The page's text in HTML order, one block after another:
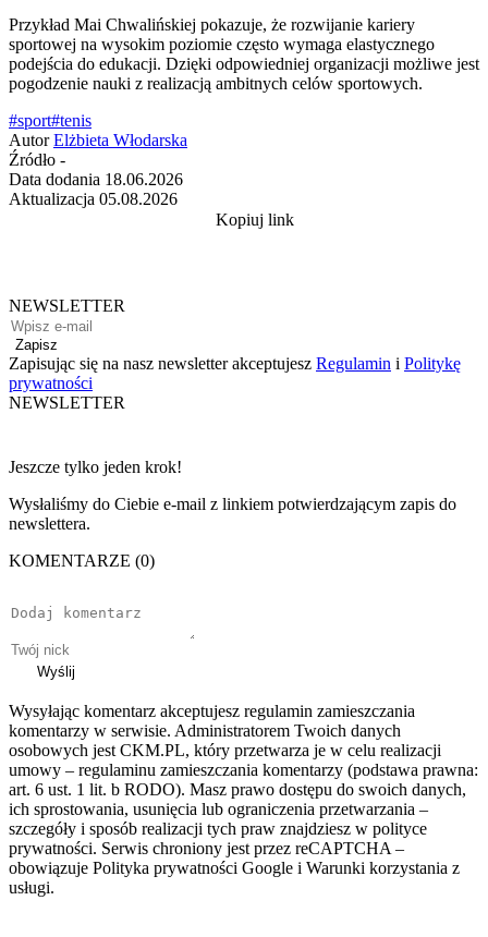
Przykład Mai Chwalińskiej pokazuje, że rozwijanie kariery
sportowej na wysokim poziomie często wymaga elastycznego
podejścia do edukacji. Dzięki odpowiedniej organizacji możliwe jest
pogodzenie nauki z realizacją ambitnych celów sportowych.
#sport#tenis
Autor Elżbieta Włodarska
Źródło -
Data dodania 18.06.2026
Aktualizacja 05.08.2026
Kopiuj link
NEWSLETTER
Zapisz
Zapisując się na nasz newsletter akceptujesz Regulamin i Politykę
prywatności
NEWSLETTER
Jeszcze tylko jeden krok!
Wysłaliśmy do Ciebie e-mail z linkiem potwierdzającym zapis do
newslettera.
KOMENTARZE (0)
Wyślij
Wysyłając komentarz akceptujesz regulamin zamieszczania
komentarzy w serwisie. Administratorem Twoich danych
osobowych jest CKM.PL, który przetwarza je w celu realizacji
umowy – regulaminu zamieszczania komentarzy (podstawa prawna:
art. 6 ust. 1 lit. b RODO). Masz prawo dostępu do swoich danych,
ich sprostowania, usunięcia lub ograniczenia przetwarzania –
szczegóły i sposób realizacji tych praw znajdziesz w polityce
prywatności. Serwis chroniony jest przez reCAPTCHA –
obowiązuje Polityka prywatności Google i Warunki korzystania z
usługi.